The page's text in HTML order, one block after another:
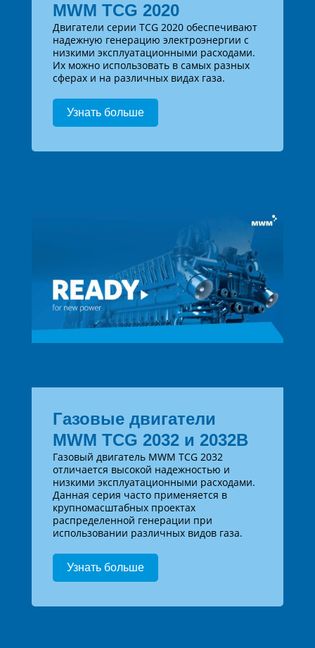
MWM TCG 2020
Двигатели серии TCG 2020 обеспечивают
надежную генерацию электроэнергии с
низкими эксплуатационными расходами.
Их можно использовать в самых разных
сферах и на различных видах газа.
Узнать больше
Газовые двигатели
MWM TCG 2032 и 2032B
Газовый двигатель MWM TCG 2032
отличается высокой надежностью и
низкими эксплуатационными расходами.
Данная серия часто применяется в
крупномасштабных проектах
распределенной генерации при
использовании различных видов газа.
Узнать больше